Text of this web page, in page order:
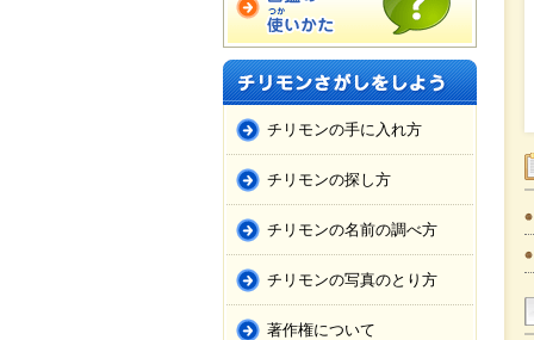
チリモンの手に入れ方
チリモンの探し方
チリモンの名前の調べ方
チリモンの写真のとり方
著作権について